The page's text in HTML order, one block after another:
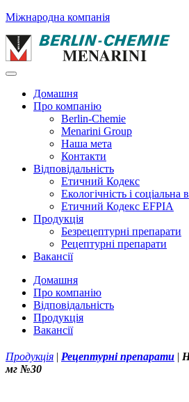
Міжнародна компанія
Домашня
Про компанію
Berlin-Chemie
Menarini Group
Наша мета
Контакти
Відповідальність
Етичний Кодекс
Екологічність і соціальна
Етичний Кодекс EFPIA
Продукція
Безрецептурні препарати
Рецептурні препарати
Вакансії
Домашня
Про компанію
Відповідальність
Продукція
Вакансії
Продукція | Рецептурні препарати |
мг №30